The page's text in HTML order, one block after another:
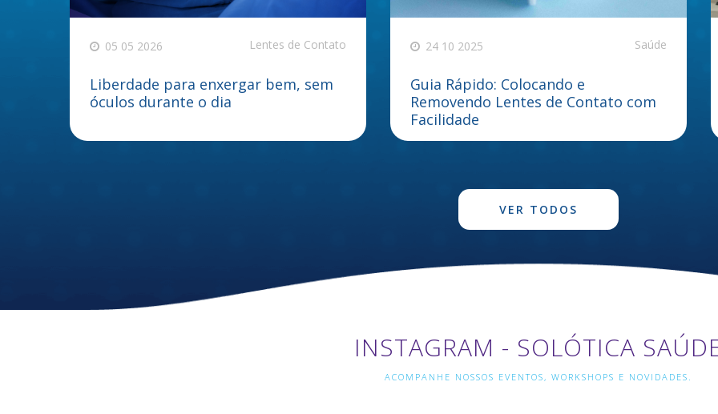
05 05 2026 Lentes de Contato
Liberdade para enxergar bem, sem
óculos durante o dia
24 10 2025 Saúde
Guia Rápido: Colocando e
Removendo Lentes de Contato com
Facilidade
VER TODOS
INSTAGRAM - SOLÓTICA
ACOMPANHE NOSSOS EVENTOS, WORKSHOPS E NOVIDADES.